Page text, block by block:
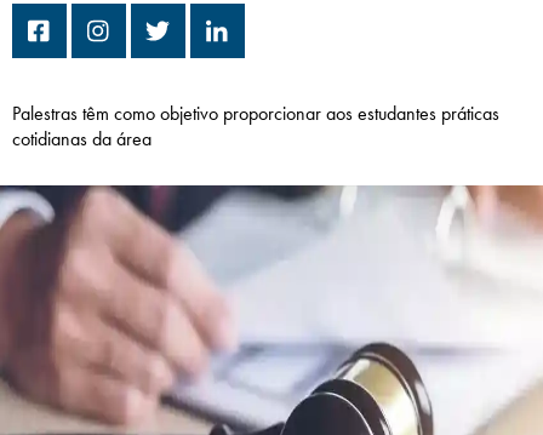
Campi/Unidades
Conclua sua Matrícula
INSCREVA-SE SOLICITE INFORMAÇÕES
ÁREA DO ALUNO
Palestras têm como objetivo proporcionar aos estudantes práticas
cotidianas da área